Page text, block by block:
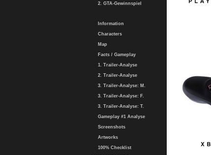
2. GTA-Gewinnspiel
Information
Characters
Map
Facts / Gameplay
1. Trailer-Analyse
2. Trailer-Analyse
3. Trailer-Analyse: M.
3. Trailer-Analyse: F.
3. Trailer-Analyse: T.
Gameplay #1 Analyse
Screenshots
Artworks
100% Checklist